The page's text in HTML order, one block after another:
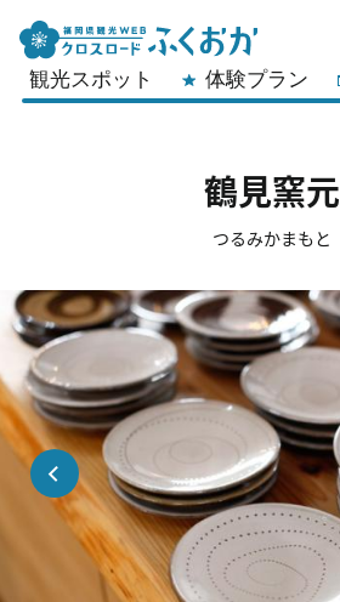
観光スポット 体験プラン
鶴見窯元
つるみかまもと